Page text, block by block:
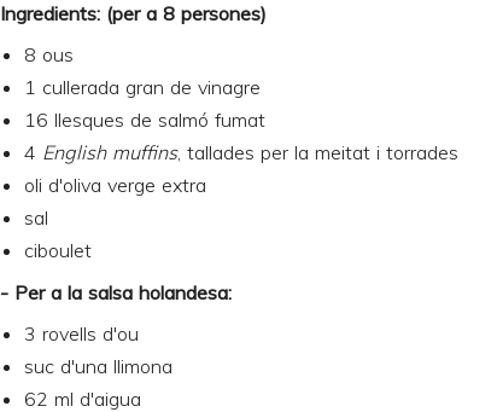
Ingredients: (per a 8 persones)
8 ous
1 cullerada gran de vinagre
16 llesques de salmó fumat
4 English muffins, tallades per la meitat i torrades
oli d'oliva verge extra
sal
ciboulet
- Per a la salsa holandesa:
3 rovells d'ou
suc d'una llimona
62 ml d'aigua